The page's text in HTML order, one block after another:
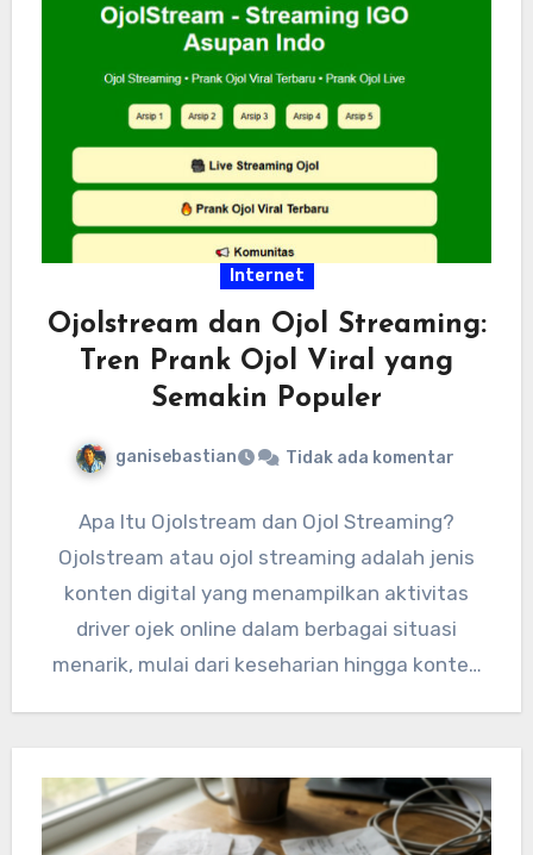
Internet
Ojolstream dan Ojol Streaming:
Tren Prank Ojol Viral yang
Semakin Populer
ganisebastian Tidak ada komentar
Apa Itu Ojolstream dan Ojol Streaming?
Ojolstream atau ojol streaming adalah jenis
konten digital yang menampilkan aktivitas
driver ojek online dalam berbagai situasi
menarik, mulai dari keseharian hingga konten